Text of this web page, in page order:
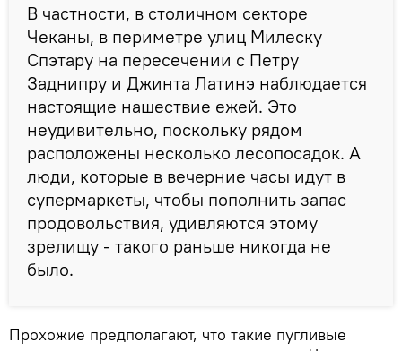
В частности, в столичном секторе
Чеканы, в периметре улиц Милеску
Спэтару на пересечении с Петру
Заднипру и Джинта Латинэ наблюдается
настоящие нашествие ежей. Это
неудивительно, поскольку рядом
расположены несколько лесопосадок. А
люди, которые в вечерние часы идут в
супермаркеты, чтобы пополнить запас
продовольствия, удивляются этому
зрелищу - такого раньше никогда не
было.
Прохожие предполагают, что такие пугливые